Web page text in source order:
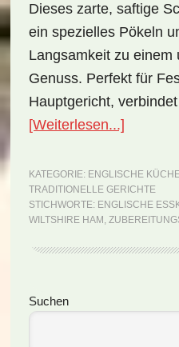
Dieses zarte, saftige
ein spezielles Pökeln
Langsamkeit zu einem
Genuss. Perfekt für
Hauptgericht,
[Weiterlesen...]
Wiltshire
Ham
(Rezept)
KATEGORIE: ENGLISCHE
TRADITIONELLE GERICHTE
STICHWORTE: ENGLISCHE
WILTSHIRE HAM ,
Seitenspalte
Suchen